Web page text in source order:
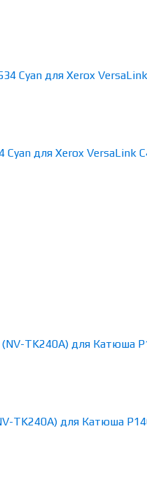
для Xerox VersaLink
TK240A) для Катюша